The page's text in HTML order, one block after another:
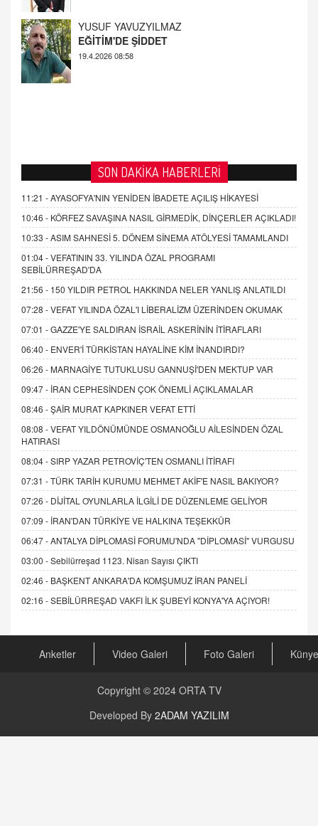
19.4.2026 08:58
SON DAKİKA HABERLERİ
11:21 -AYASOFYA'NIN YENİDEN İBADETE AÇILIŞ HİKAYESİ
10:46 - KÖRFEZ SAVAŞINA NASIL GİRMEDİK, DİNÇERLER AÇIKLADI!
10:33 -ASIM SAHNESİ 5. DÖNEM SİNEMA ATÖLYESİ TAMAMLANDI
01:04 -VEFATININ 33. YILINDA ÖZAL PROGRAMI
SEBİLÜRREŞAD'DA
21:56 - 150 YILDIR PETROL HAKKINDA NELER YANLIŞ ANLATILDI
07:28 -VEFAT YILINDA ÖZAL'I LİBERALİZM ÜZERİNDEN OKUMAK
07:01 -GAZZE'YE SALDIRAN İSRAİL ASKERİNİN İTİRAFLARI
06:40 - ENVER'İ TÜRKİSTAN HAYALİNE KİM İNANDIRDI?
06:26 - MARNAGİYE TUTUKLUSU GANNUŞİ'DEN MEKTUP VAR
09:47 - İRAN CEPHESİNDEN ÇOK ÖNEMLİ AÇIKLAMALAR
08:46 -ŞAİR MURAT KAPKINER VEFAT ETTİ
08:08 -VEFAT YILDÖNÜMÜNDE OSMANOĞLU AİLESİNDEN ÖZAL
HATIRASI
08:04 -SIRP YAZAR PETROVİÇ'TEN OSMANLI İTİRAFI
07:31 -TÜRK TARİH KURUMU MEHMET AKİF'E NASIL BAKIYOR?
07:26 - DİJİTAL OYUNLARLA İLGİLİ DE DÜZENLEME GELİYOR
07:09 - İRAN'DAN TÜRKİYE VE HALKINA TEŞEKKÜR
06:47 -ANTALYA DİPLOMASİ FORUMU'NDA "DİPLOMASİ" VURGUSU
03:00 -Sebilürreşad 1123. Nisan Sayısı ÇIKTI
02:46 - BAŞKENT ANKARA'DA KOMŞUMUZ İRAN PANELİ
02:16 -SEBİLÜRREŞAD VAKFI İLK ŞUBEYİ KONYA'YA AÇIYOR!
Anketler Video Galeri Foto Galeri Künye
Copyright © 2024 ORTA TV
Developed By 2ADAM YAZILIM